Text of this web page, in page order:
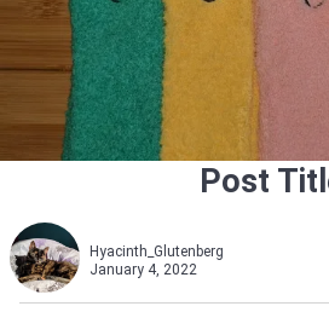
Post
Hyacinth_Glutenberg
January 4, 2022